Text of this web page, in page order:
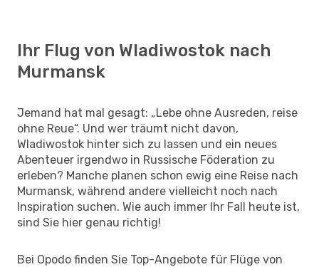
Ihr Flug von Wladiwostok nach
Murmansk
Jemand hat mal gesagt: „Lebe ohne Ausreden, reise
ohne Reue“. Und wer träumt nicht davon,
Wladiwostok hinter sich zu lassen und ein neues
Abenteuer irgendwo in Russische Föderation zu
erleben? Manche planen schon ewig eine Reise nach
Murmansk, während andere vielleicht noch nach
Inspiration suchen. Wie auch immer Ihr Fall heute ist,
sind Sie hier genau richtig!
Bei Opodo finden Sie Top-Angebote für Flüge von